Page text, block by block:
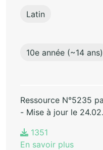
Latin
10e année (~14 ans)
Ressource N°5235
- Mise à jour le
1351
En savoir plus